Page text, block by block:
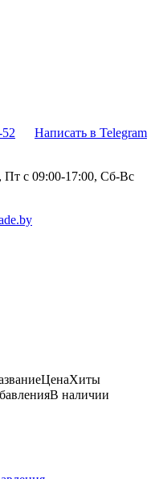
Написать в Telegram
Пт с 09:00-17:00, Сб-Вс
ЦенаХиты
В наличии